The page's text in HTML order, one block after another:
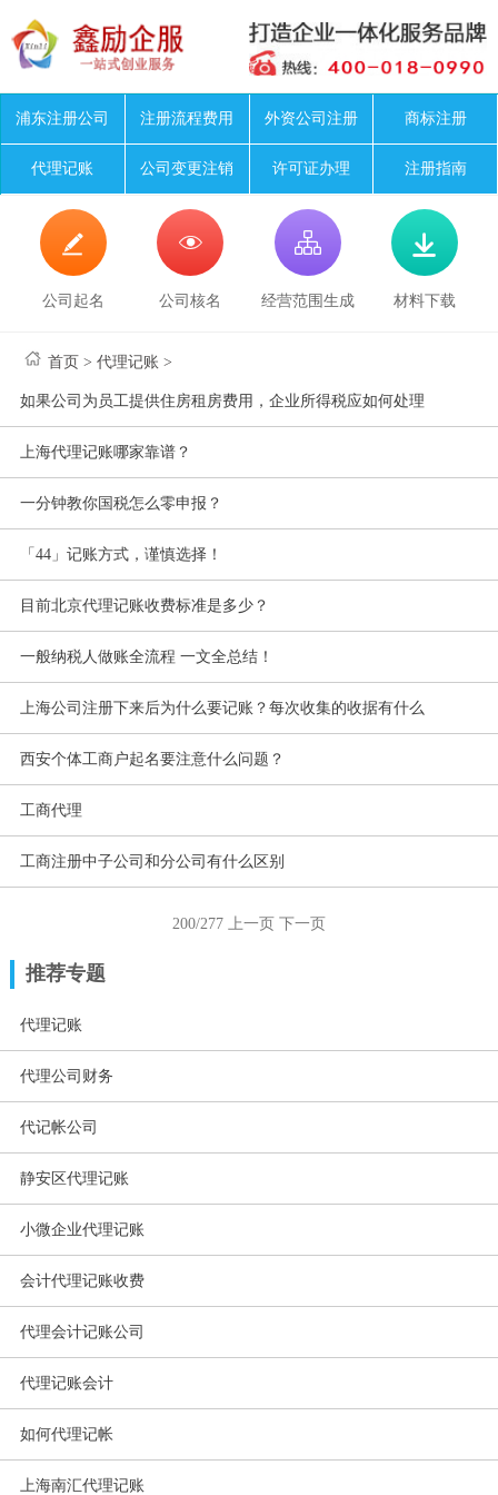
浦东注册公司 注册流程费用 外资公司注册 商标注册
代理记账 公司变更注销 许可证办理 注册指南

公司起名

公司核名

经营范围生成

材料下载
首页 >代理记账 >
如果公司为员工提供住房租房费用，企业所得税应如何处理
上海代理记账哪家靠谱？
一分钟教你国税怎么零申报？
「44」记账方式，谨慎选择！
目前北京代理记账收费标准是多少？
一般纳税人做账全流程 一文全总结！
上海公司注册下来后为什么要记账？每次收集的收据有什么
西安个体工商户起名要注意什么问题？
工商代理
工商注册中子公司和分公司有什么区别
200/277 上一页 下一页
推荐专题
代理记账
代理公司财务
代记帐公司
静安区代理记账
小微企业代理记账
会计代理记账收费
代理会计记账公司
代理记账会计
如何代理记帐
上海南汇代理记账